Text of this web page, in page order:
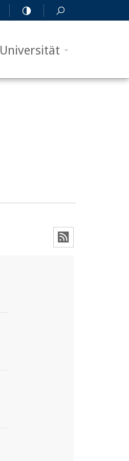
Universität